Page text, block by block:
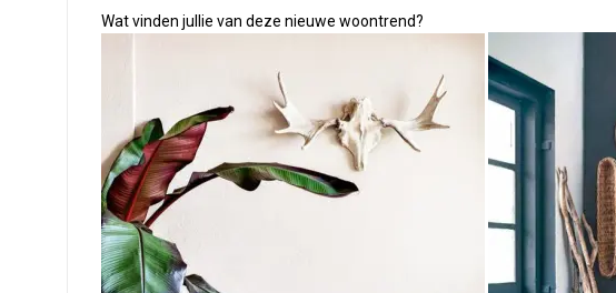
Wat vinden jullie van deze nieuwe woontrend?